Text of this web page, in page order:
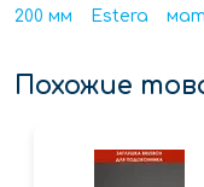
200 мм Estera
Похожие